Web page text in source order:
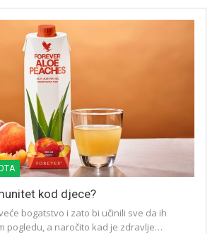
kod djece?
bogatstvo i zato bi učinili sve da ih
pogledu, a naročito kad je zdravlje…